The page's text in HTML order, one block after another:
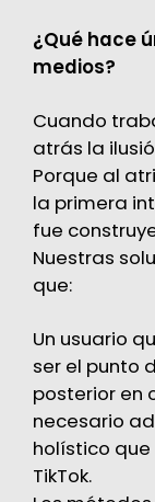
¿Qué hace
medios?
Cuando
atrás la
Porque al
la primera
fue
Nuestras
que:
Un usuario
ser el punto
posterior en
necesario
holístico que
TikTok.